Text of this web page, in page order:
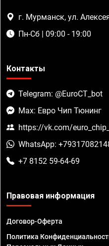
г. Мурманск, ул.
Пн-Сб | 09:00 - 19:00
Контакты
Telegram: @EuroCT_bot
Max: Евро Чип Тюнинг
https://vk.com/
WhatsApp:
+7 8152 59-64-69
Правовая информация
Договор-Оферта
Политика